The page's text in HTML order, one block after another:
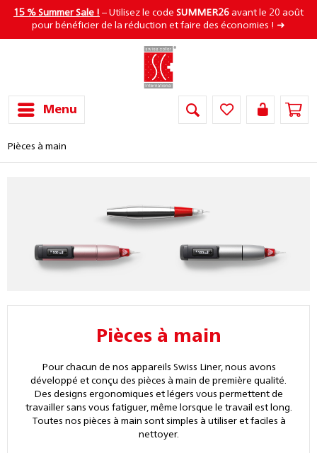
15 % Summer Sale ! – Utilisez le code SUMMER26 avant le 20 août
pour bénéficier de la réduction et faire des économies ! ➜
Menu
Pièces à main
Pièces à main
Pour chacun de nos appareils Swiss Liner, nous avons
développé et conçu des pièces à main de première qualité.
Des designs ergonomiques et légers vous permettent de
travailler sans vous fatiguer, même lorsque le travail est long.
Toutes nos pièces à main sont simples à utiliser et faciles à
nettoyer.